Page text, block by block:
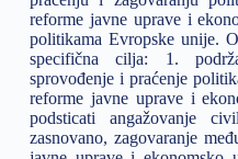
reforme javne uprave i
politikama Evropske unije.
specifična cilja: 1.
sprovođenje i praćenje
reforme javne uprave i
podsticati angažovanje
zasnovano, zagovaranje